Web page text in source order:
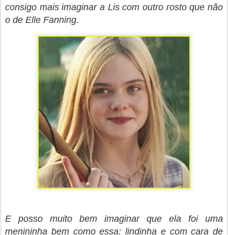
consigo mais imaginar a Lis com outro rosto que não
o de Elle Fanning.
E posso muito bem imaginar que ela foi uma
menininha bem como essa: lindinha e com cara de